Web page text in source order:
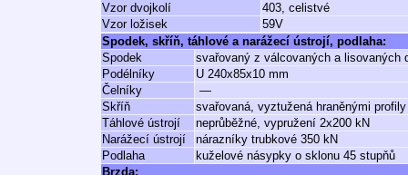
Vzor dvojkolí
403, celistvé
Vzor ložisek
59V
Spodek, skříň, táhlové a narážecí ústrojí, podlaha:
Spodek
svařovaný z válcovaných a lisovaných
Podélníky
U 240x85x10 mm
Čelníky
—
Skříň
svařovaná, vyztužená hraněnými profily
Táhlové ústrojí
neprůběžné, vypružení 2x200 kN
Narážecí ústrojí
nárazníky trubkové 350 kN
Podlaha
kuželové násypky o sklonu 45 stupňů
Brzda: